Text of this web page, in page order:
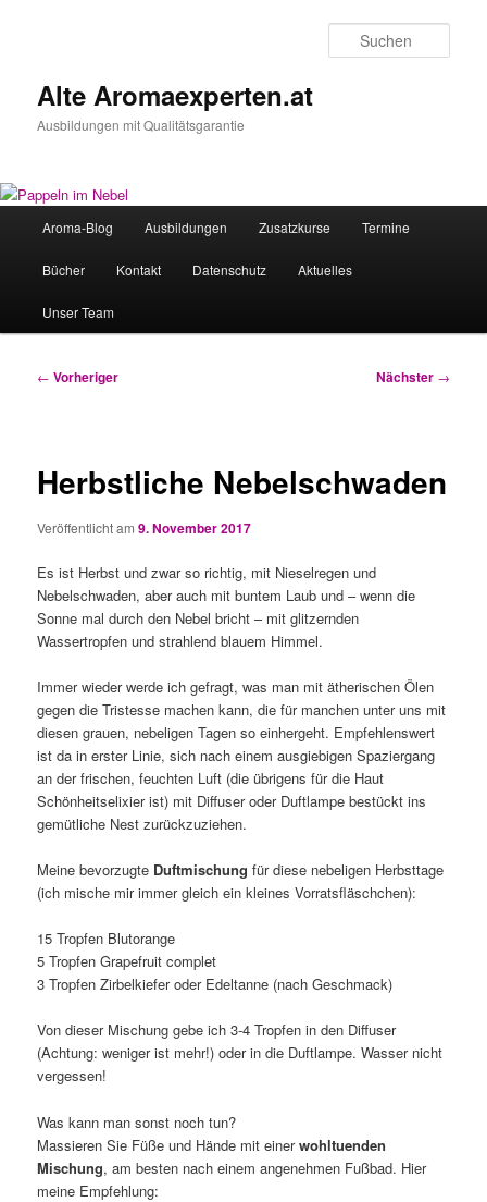
Alte Aromaexperten.at
Ausbildungen mit Qualitätsgarantie
Aroma-Blog Ausbildungen Zusatzkurse Termine
Bücher Kontakt Datenschutz Aktuelles
Unser Team
Beitragsnavigation
← Vorheriger Nächster →
Herbstliche Nebelschwaden
Veröffentlicht am9. November 2017
Es ist Herbst und zwar so richtig, mit Nieselregen und
Nebelschwaden, aber auch mit buntem Laub und – wenn die
Sonne mal durch den Nebel bricht – mit glitzernden
Wassertropfen und strahlend blauem Himmel.
Immer wieder werde ich gefragt, was man mit ätherischen Ölen
gegen die Tristesse machen kann, die für manchen unter uns mit
diesen grauen, nebeligen Tagen so einhergeht. Empfehlenswert
ist da in erster Linie, sich nach einem ausgiebigen Spaziergang
an der frischen, feuchten Luft (die übrigens für die Haut
Schönheitselixier ist) mit Diffuser oder Duftlampe bestückt ins
gemütliche Nest zurückzuziehen.
Meine bevorzugte Duftmischung für diese nebeligen Herbsttage
(ich mische mir immer gleich ein kleines Vorratsfläschchen):
15 Tropfen Blutorange
5 Tropfen Grapefruit complet
3 Tropfen Zirbelkiefer oder Edeltanne (nach Geschmack)
Von dieser Mischung gebe ich 3-4 Tropfen in den Diffuser
(Achtung: weniger ist mehr!) oder in die Duftlampe. Wasser nicht
vergessen!
Was kann man sonst noch tun?
Massieren Sie Füße und Hände mit einerwohltuenden
Mischung, am besten nach einem angenehmen Fußbad. Hier
meine Empfehlung: